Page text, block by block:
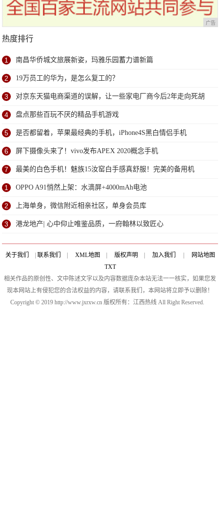
广告
热度排行
1 南昌华侨城文旅展新姿，玛雅乐园蓄力谱新篇
2 19万员工的华为，是怎么复工的？
3 对京东天猫电商渠道的误解，让一些家电厂商今后2年走向死胡
同
4 盘点那些百玩不厌的精品手机游戏
5 是否都留着，苹果最经典的手机，iPhone4S黑白情侣手机
6 屏下摄像头来了！vivo发布APEX 2020概念手机
7 最美的白色手机！魅族15汝窑白手感真舒服！完美的备用机
1 OPPO A91悄然上架：水滴屏+4000mAh电池
2 上海单身，微信附近相亲社区，单身会员库
3 港龙地产| 心中仰止唯鉴品质，一府翰林以致匠心
关于我们 联系我们 XML地图 版权声明 加入我们
网站地图
TXT
相关作品的原创性、文中陈述文字以及内容数据庞杂本站无法一一核实，如果您发
现本网站上有侵犯您的合法权益的内容，请联系我们，本网站将立即予以删除！
Copyright © 2019 http://www.jxrxw.cn 版权所有：江西热线 All Right Reserved.